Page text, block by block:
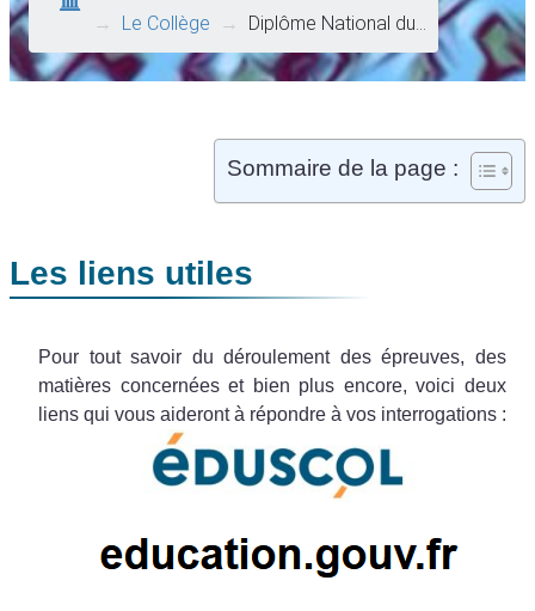
→ Le Collège → Diplôme National du…
Sommaire de la page :
Les liens utiles
Pour tout savoir du déroulement des épreuves, des
matières concernées et bien plus encore, voici deux
liens qui vous aideront à répondre à vos interrogations :